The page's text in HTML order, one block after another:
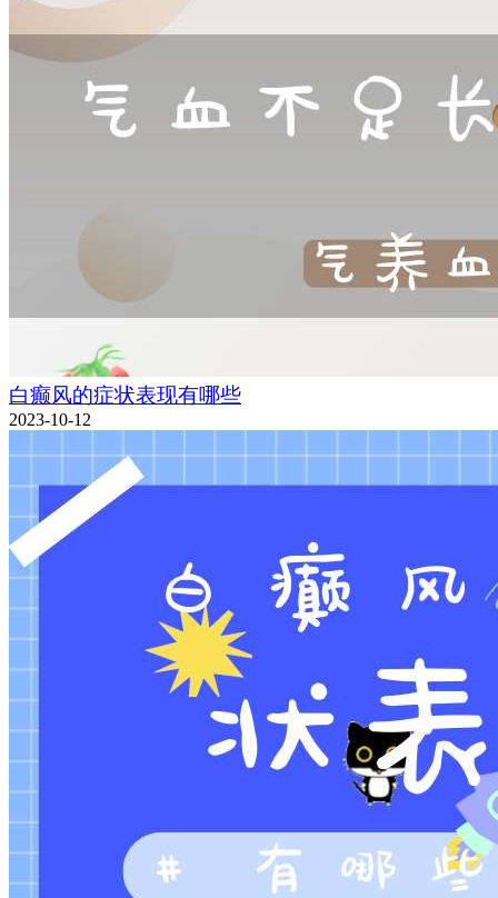
白癫风的症状表现有哪些
2023-10-12